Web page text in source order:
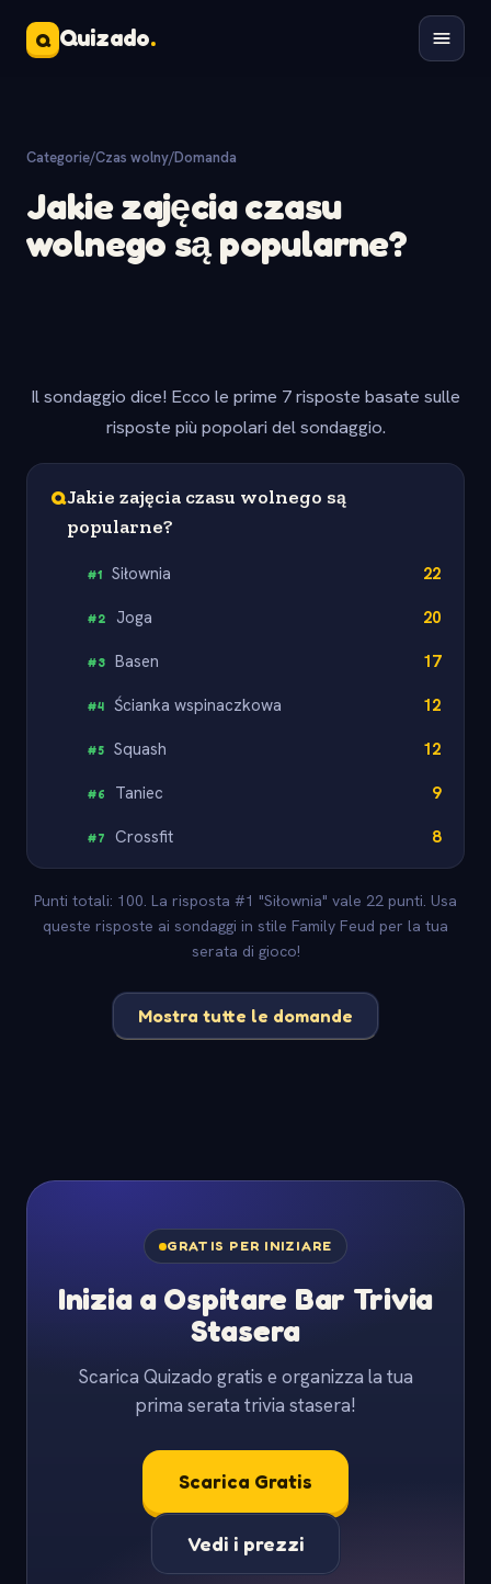
Q Quizado.
Categorie/Czas wolny/Domanda
Jakie zajęcia czasu
wolnego są popularne?
Il sondaggio dice! Ecco le prime 7 risposte basate sulle
risposte più popolari del sondaggio.
QJakie zajęcia czasu wolnego są
popularne?
#1 Siłownia 22
#2 Joga 20
#3 Basen 17
#4 Ścianka wspinaczkowa 12
#5 Squash 12
#6 Taniec 9
#7 Crossfit 8
Punti totali: 100. La risposta #1 "Siłownia" vale 22 punti. Usa
queste risposte ai sondaggi in stile Family Feud per la tua
serata di gioco!
Mostra tutte le domande
GRATIS PER INIZIARE
Inizia a Ospitare Bar Trivia
Stasera
Scarica Quizado gratis e organizza la tua
prima serata trivia stasera!
Scarica Gratis
Vedi i prezzi